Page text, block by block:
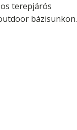
terepjárós
bázisunkon.